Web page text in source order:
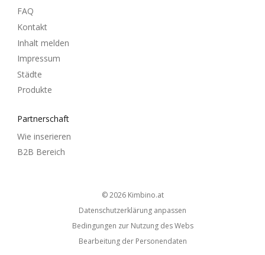
FAQ
Kontakt
Inhalt melden
Impressum
Städte
Produkte
Partnerschaft
Wie inserieren
B2B Bereich
© 2026 kimbino.at
Datenschutzerklärung anpassen
Bedingungen zur Nutzung des Webs
Bearbeitung der Personendaten